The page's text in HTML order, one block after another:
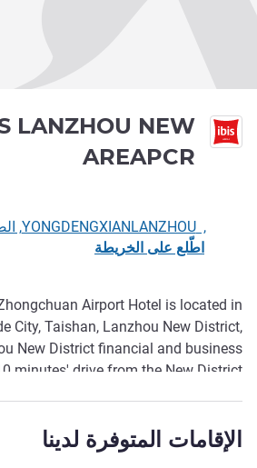
LANZHOU NEW
AREAPCR
, YONGDENGXIANLANZHOU, الصين
اطّلع على الخريطة
الوصف
Airport Hotel is located in
City, Taishan, Lanzhou New District,
New District financial and business
minutes' drive from the New District
gym, cafeteria, laundromat and other
provides 24-hour airport free pick-
الإقامات المتوفرة لدينا